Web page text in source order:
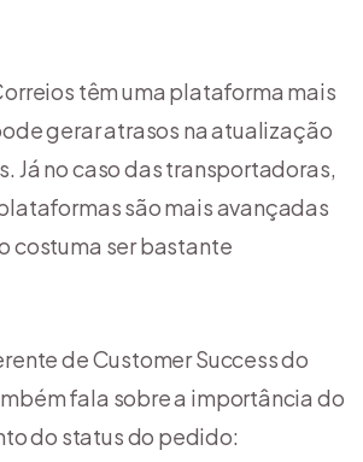
têm uma plataforma mais
gerar atrasos na atualização
Já no caso das transportadoras,
são mais avançadas
costuma ser bastante
de Customer Success do
fala sobre a importância do
do status do pedido: